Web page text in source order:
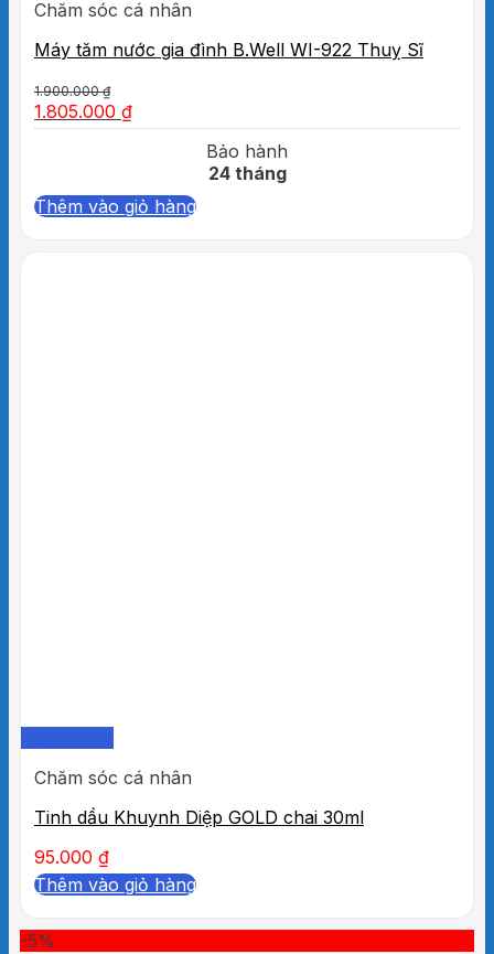
Chăm sóc cá nhân
Máy tăm nước gia đình B.Well WI-922 Thuỵ Sĩ
1.900.000₫
1.805.000 ₫
Bảo hành
24 tháng
Thêm vào giỏ hàng
Chăm sóc cá nhân
Tinh dầu Khuynh Diệp GOLD chai 30ml
95.000 ₫
Thêm vào giỏ hàng
-5%